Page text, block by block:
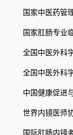
国家中医药管
国家肛肠专业
全国中医外科
全国中医外科
中国健康促进
世界内镜医师
国际肛肠内镜